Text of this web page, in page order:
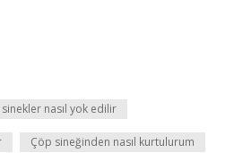
nasıl yok edilir
Çöp sineğinden nasıl kurtulurum